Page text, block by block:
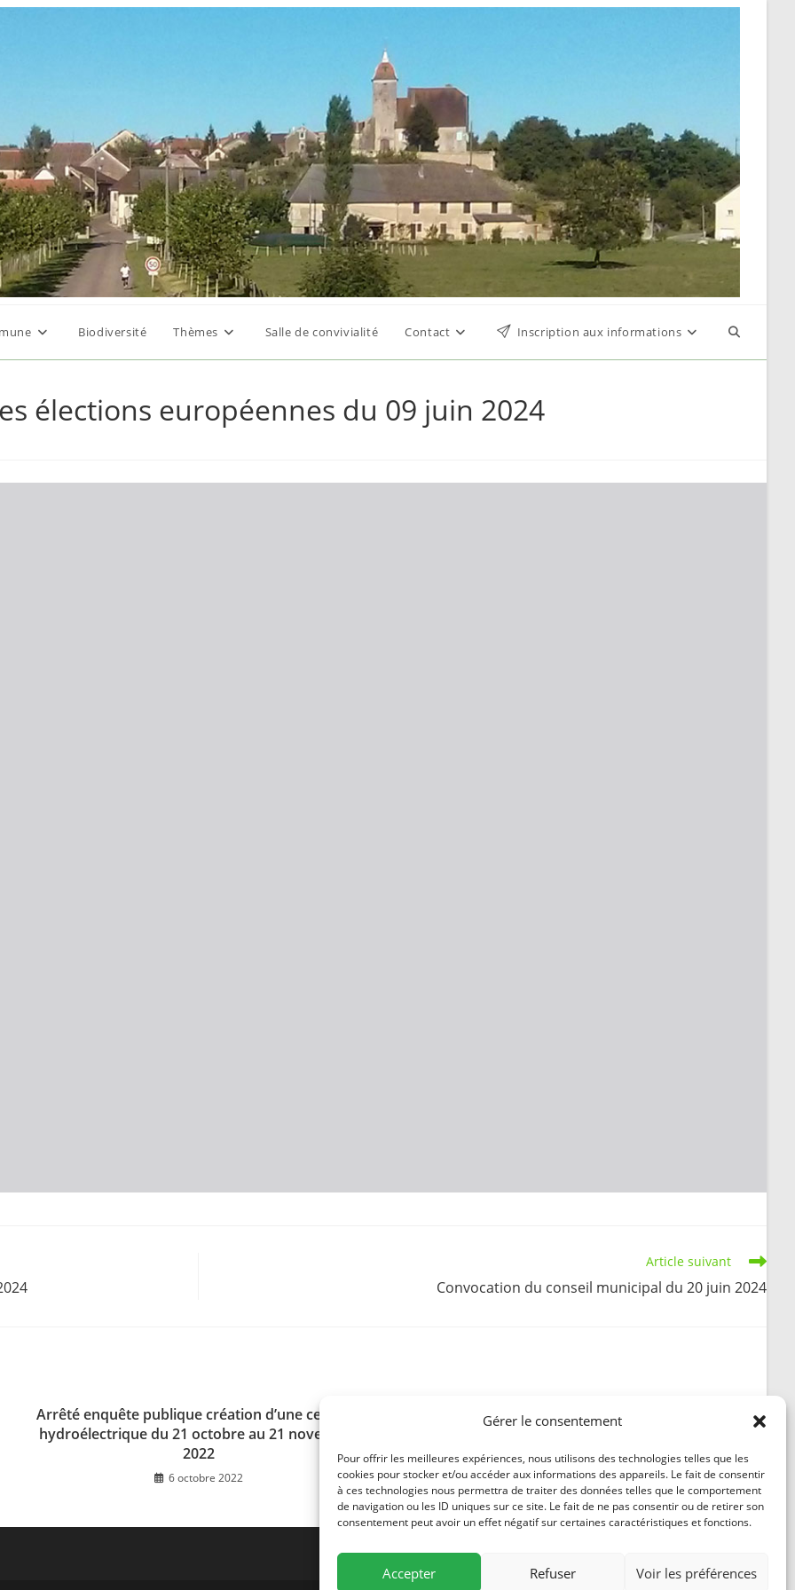
Gérer le consentement
Pour offrir les meilleures expériences, nous utilisons des technologies telles que les
cookies pour stocker et/ou accéder aux informations des appareils. Le fait de consentir
à ces technologies nous permettra de traiter des données telles que le comportement
de navigation ou les ID uniques sur ce site. Le fait de ne pas consentir ou de retirer son
consentement peut avoir un effet négatif sur certaines caractéristiques et fonctions.
Accepter Refuser Voir les préférences
Biodiversité Thèmes Salle de convivialité Contact Inscription aux informations Toggle
élections européennes du 09 juin 2024
Article suivant
Convocation du conseil municipal du 20 juin 2024
Arrêté enquête publique création d’une centrale
hydroélectrique du 21 octobre au 21 novembre
2022
6 octobre 2022
Arrêté autorisant, à compter du 1er mars 2024,
délégués (CBNFC-ORI) à pénétrer sur les
propriétés privées situées sur le territoire de
l’ensemble des communes du département
22 janvier 2024